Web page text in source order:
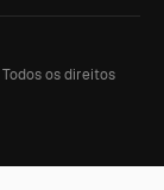
Todos os direitos